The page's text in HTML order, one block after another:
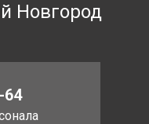
64
Новгород